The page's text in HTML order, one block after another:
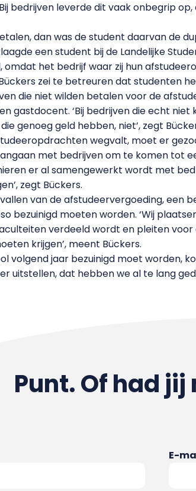
bedrijven leverde dit vaak onbegrip
dan was de student daarvan de
een student bij de Landelijke
omdat het bedrijf waar zij hun
zei te betreuren dat studenten
die niet wilden betalen voor de
gastdocent. ‘Bij bedrijven die echt
genoeg geld hebben, niet’, zegt
wegvalt, moet er
met bedrijven om te komen tot
er al samengewerkt wordt met
zegt Bückers.
van de afstudeervergoeding, een
bezuinigd moeten worden. ‘Wij
verdeeld wordt en pleiten
krijgen’, meent Bückers.
volgend jaar bezuinigd moet worden,
uitstellen, dat hebben we al te lang
Punt. Of had jij
E-